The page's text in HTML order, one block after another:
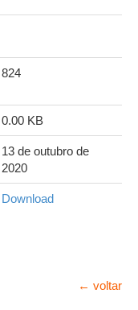
824
0.00 KB
13 de outubro de
2020
Download
← voltar